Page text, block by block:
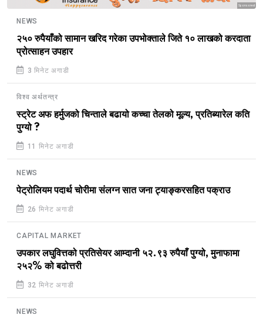
Sponsored
NEWS
२५० रुपैयाँको सामान खरिद गरेका उपभोक्ताले जिते १० लाखको करदाता
प्रोत्साहन उपहार
3 मिनेट अगाडी
विश्व अर्थतन्त्र
स्ट्रेट अफ हर्मुजको चिन्ताले बढायो कच्चा तेलको मूल्य, प्रतिब्यारेल कति
पुग्यो ?
11 मिनेट अगाडी
NEWS
पेट्रोलियम पदार्थ चोरीमा संलग्न सात जना ट्याङ्करसहित पक्राउ
26 मिनेट अगाडी
CAPITAL MARKET
उपकार लघुवित्तको प्रतिसेयर आम्दानी ५२.९३ रुपैयाँ पुग्यो, मुनाफामा
२५२% को बढोत्तरी
32 मिनेट अगाडी
NEWS